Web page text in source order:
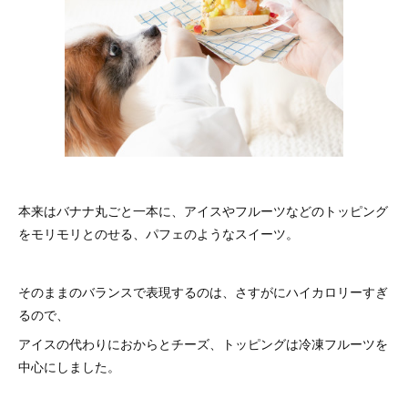
本来はバナナ丸ごと一本に、アイスやフルーツなどのトッピング
をモリモリとのせる、パフェのようなスイーツ。
そのままのバランスで表現するのは、さすがにハイカロリーすぎ
るので、
アイスの代わりにおからとチーズ、トッピングは冷凍フルーツを
中心にしました。